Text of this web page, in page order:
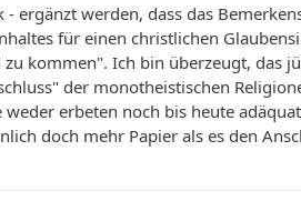
ergänzt werden, dass das
für einen christlichen
kommen". Ich bin überzeugt, das
der monotheistischen
erbeten noch bis heute
doch mehr Papier als es den